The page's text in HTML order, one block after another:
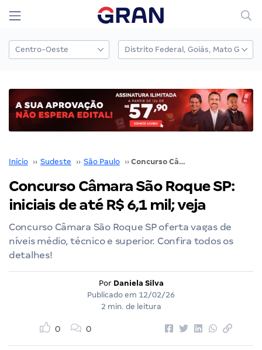
Início ›› Sudeste ›› São Paulo ›› Concurso Câmara São Roque SP: iniciais de até R$ 6,1 mil; veja
Concurso Câmara São Roque SP:
iniciais de até R$ 6,1 mil; veja
Concurso Câmara São Roque SP oferta vagas de
níveis médio, técnico e superior. Confira todos os
detalhes!
Por Daniela Silva
Publicado em 12/02/26
2 min. de leitura
0 0